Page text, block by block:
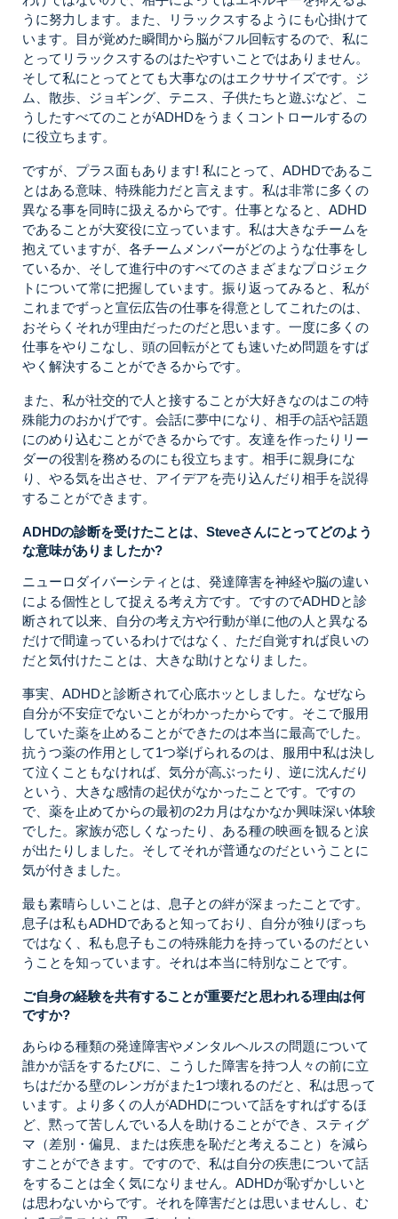
うに努力します。また、リラックスするようにも心掛けて
います。目が覚めた瞬間から脳がフル回転するので、私に
とってリラックスするのはたやすいことではありません。
そして私にとってとても大事なのはエクササイズです。ジ
ム、散歩、ジョギング、テニス、子供たちと遊ぶなど、こ
うしたすべてのことがADHDをうまくコントロールするの
に役立ちます。
ですが、プラス面もあります! 私にとって、ADHDであるこ
とはある意味、特殊能力だと言えます。私は非常に多くの
異なる事を同時に扱えるからです。仕事となると、ADHD
であることが大変役に立っています。私は大きなチームを
抱えていますが、各チームメンバーがどのような仕事をし
ているか、そして進行中のすべてのさまざまなプロジェク
トについて常に把握しています。振り返ってみると、私が
これまでずっと宣伝広告の仕事を得意としてこれたのは、
おそらくそれが理由だったのだと思います。一度に多くの
仕事をやりこなし、頭の回転がとても速いため問題をすば
やく解決することができるからです。
また、私が社交的で人と接することが大好きなのはこの特
殊能力のおかげです。会話に夢中になり、相手の話や話題
にのめり込むことができるからです。友達を作ったりリー
ダーの役割を務めるのにも役立ちます。相手に親身にな
り、やる気を出させ、アイデアを売り込んだり相手を説得
することができます。
ADHDの診断を受けたことは、Steveさんにとってどのよう
な意味がありましたか?
ニューロダイバーシティとは、発達障害を神経や脳の違い
による個性として捉える考え方です。ですのでADHDと診
断されて以来、自分の考え方や行動が単に他の人と異なる
だけで間違っているわけではなく、ただ自覚すれば良いの
だと気付けたことは、大きな助けとなりました。
事実、ADHDと診断されて心底ホッとしました。なぜなら
自分が不安症でないことがわかったからです。そこで服用
していた薬を止めることができたのは本当に最高でした。
抗うつ薬の作用として1つ挙げられるのは、服用中私は決し
て泣くこともなければ、気分が高ぶったり、逆に沈んだり
という、大きな感情の起伏がなかったことです。ですの
で、薬を止めてからの最初の2カ月はなかなか興味深い体験
でした。家族が恋しくなったり、ある種の映画を観ると涙
が出たりしました。そしてそれが普通なのだということに
気が付きました。
最も素晴らしいことは、息子との絆が深まったことです。
息子は私もADHDであると知っており、自分が独りぼっち
ではなく、私も息子もこの特殊能力を持っているのだとい
うことを知っています。それは本当に特別なことです。
ご自身の経験を共有することが重要だと思われる理由は何
ですか?
あらゆる種類の発達障害やメンタルヘルスの問題について
誰かが話をするたびに、こうした障害を持つ人々の前に立
ちはだかる壁のレンガがまた1つ壊れるのだと、私は思って
います。より多くの人がADHDについて話をすればするほ
ど、黙って苦しんでいる人を助けることができ、スティグ
マ（差別・偏見、または疾患を恥だと考えること）を減ら
すことができます。ですので、私は自分の疾患について話
をすることは全く気になりません。ADHDが恥ずかしいと
は思わないからです。それを障害だとは思いませんし、む